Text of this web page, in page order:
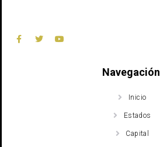
Navegación
Inicio
Estados
Capital